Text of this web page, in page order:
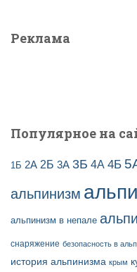
п
:Реклама
Популярное на
1Б 2А 2Б 3А 3Б 4А 4Б
альпинизм
альпинизм в непале
снаряжение безопасность в
история альпинизма крым